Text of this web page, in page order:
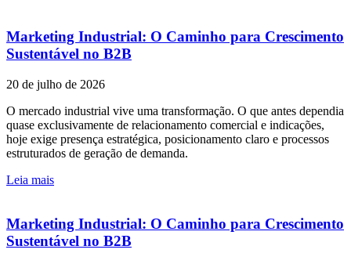
Marketing Industrial: O Caminho para Crescimento
Sustentável no B2B
20 de julho de 2026
O mercado industrial vive uma transformação. O que antes dependia
quase exclusivamente de relacionamento comercial e indicações,
hoje exige presença estratégica, posicionamento claro e processos
estruturados de geração de demanda.
Leia mais
Marketing Industrial: O Caminho para Crescimento
Sustentável no B2B